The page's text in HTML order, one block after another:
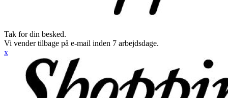
Tak for din besked.
Vi vender tilbage på e-mail inden 7 arbejdsdage.
x